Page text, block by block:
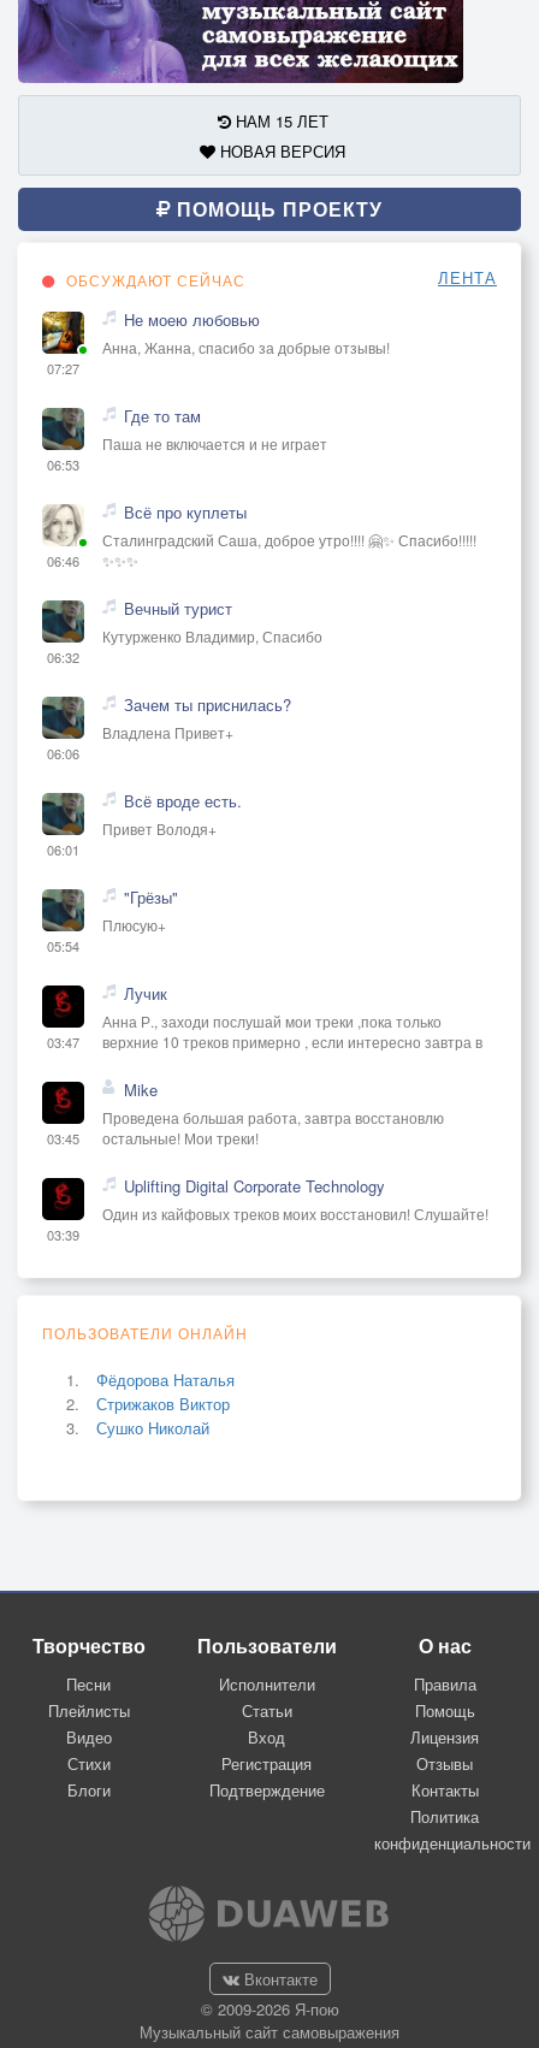
НАМ 15 ЛЕТ
НОВАЯ ВЕРСИЯ
ПОМОЩЬ ПРОЕКТУ
ОБСУЖДАЮТ СЕЙЧАС ЛЕНТА
07:27
Не моею любовью
Анна, Жанна, спасибо за добрые отзывы!
06:53
Где то там
Паша не включается и не играет
06:46
Всё про куплеты
Сталинградский Саша, доброе утро!!!! 🤗✨ Спасибо!!!!!
✨✨✨
06:32
Вечный турист
Кутурженко Владимир, Спасибо
06:06
Зачем ты приснилась?
Владлена Привет+
06:01
Всё вроде есть.
Привет Володя+
05:54
"Грёзы"
Плюсую+
03:47
Лучик
Анна Р., заходи послушай мои треки ,пока только
верхние 10 треков примерно , если интересно завтра в
03:45
Mike
Проведена большая работа, завтра восстановлю
остальные! Мои треки!
03:39
Uplifting Digital Corporate Technology
Один из кайфовых треков моих восстановил! Слушайте!
ПОЛЬЗОВАТЕЛИ ОНЛАЙН
Фёдорова Наталья
Стрижаков Виктор
Сушко Николай
Творчество
Песни
Плейлисты
Видео
Стихи
Блоги
Пользователи
Исполнители
Статьи
Вход
Регистрация
Подтверждение
О нас
Правила
Помощь
Лицензия
Отзывы
Контакты
Политика
конфиденциальности
Вконтакте
© 2009-2026 Я-пою
Музыкальный сайт самовыражения